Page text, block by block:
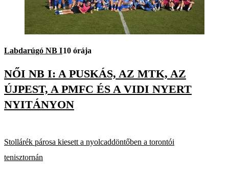
Labdarúgó NB I10 órája
NŐI NB I: A PUSKÁS, AZ MTK, AZ
ÚJPEST, A PMFC ÉS A VIDI NYERT
NYITÁNYON
Stollárék párosa kiesett a nyolcaddöntőben a torontói
tenisztornán